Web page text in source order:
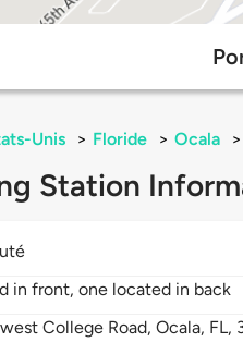
Unis > Floride > Ocala >
Station
in front, one located in back
College Road,Ocala, FL,